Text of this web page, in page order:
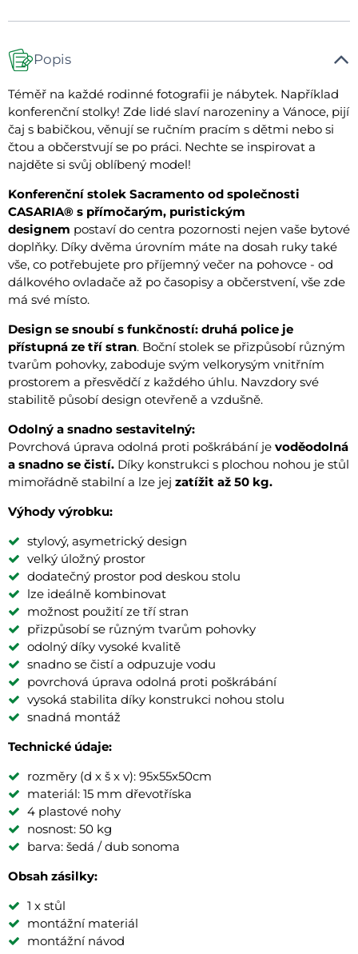
Popis
Téměř na každé rodinné fotografii je nábytek. Například
konferenční stolky! Zde lidé slaví narozeniny a Vánoce, pijí
čaj s babičkou, věnují se ručním pracím s dětmi nebo si
čtou a občerstvují se po práci. Nechte se inspirovat a
najděte si svůj oblíbený model!
Konferenční stolek Sacramento od společnosti
CASARIA® s přímočarým, puristickým
designem postaví do centra pozornosti nejen vaše bytové
doplňky. Díky dvěma úrovním máte na dosah ruky také
vše, co potřebujete pro příjemný večer na pohovce - od
dálkového ovladače až po časopisy a občerstvení, vše zde
má své místo.
Design se snoubí s funkčností: druhá police je
přístupná ze tří stran. Boční stolek se přizpůsobí různým
tvarům pohovky, zaboduje svým velkorysým vnitřním
prostorem a přesvědčí z každého úhlu. Navzdory své
stabilitě působí design otevřeně a vzdušně.
Odolný a snadno sestavitelný:
Povrchová úprava odolná proti poškrábání je voděodolná
a snadno se čistí. Díky konstrukci s plochou nohou je stůl
mimořádně stabilní a lze jej zatížit až 50 kg.
Výhody výrobku:
stylový, asymetrický design
velký úložný prostor
dodatečný prostor pod deskou stolu
lze ideálně kombinovat
možnost použití ze tří stran
přizpůsobí se různým tvarům pohovky
odolný díky vysoké kvalitě
snadno se čistí a odpuzuje vodu
povrchová úprava odolná proti poškrábání
vysoká stabilita díky konstrukci nohou stolu
snadná montáž
Technické údaje:
rozměry (d x š x v): 95x55x50cm
materiál: 15 mm dřevotříska
4 plastové nohy
nosnost: 50 kg
barva: šedá / dub sonoma
Obsah zásilky:
1 x stůl
montážní materiál
montážní návod